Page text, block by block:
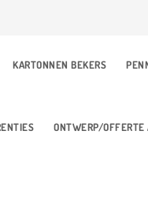
KARTONNEN BEKERS
ONTWERP/OFFERTE